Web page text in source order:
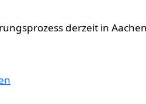
derzeit in Aachen